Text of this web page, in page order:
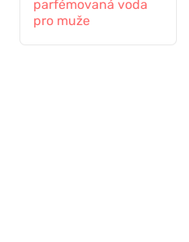
parfémovaná voda
pro muže